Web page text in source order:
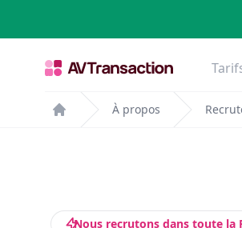
Home
À propos
Nous recrutons dans toute la